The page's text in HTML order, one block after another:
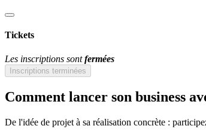
Tickets
Les inscriptions sontfermées
Inscriptions terminées
Comment lancer son business
De l'idée de projet à sa réalisation concrète :